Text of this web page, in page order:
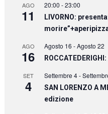
AGO
11
20:00 -23:00
LIVORNO:
AGO
16
Agosto 16 -Agosto 22
SET
4
Settembre 4-
SAN LORENZO A
edizione